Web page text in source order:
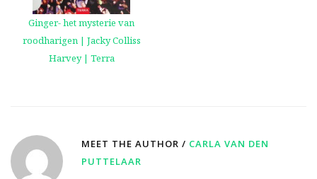
Ginger- het mysterie van
roodharigen | Jacky Colliss
Harvey | Terra
MEET THE AUTHOR / CARLA VAN DEN
PUTTELAAR